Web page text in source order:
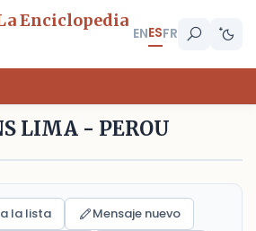
Enciclopedia
ENESFR
LIMA - PEROU
la lista
Mensaje nuevo